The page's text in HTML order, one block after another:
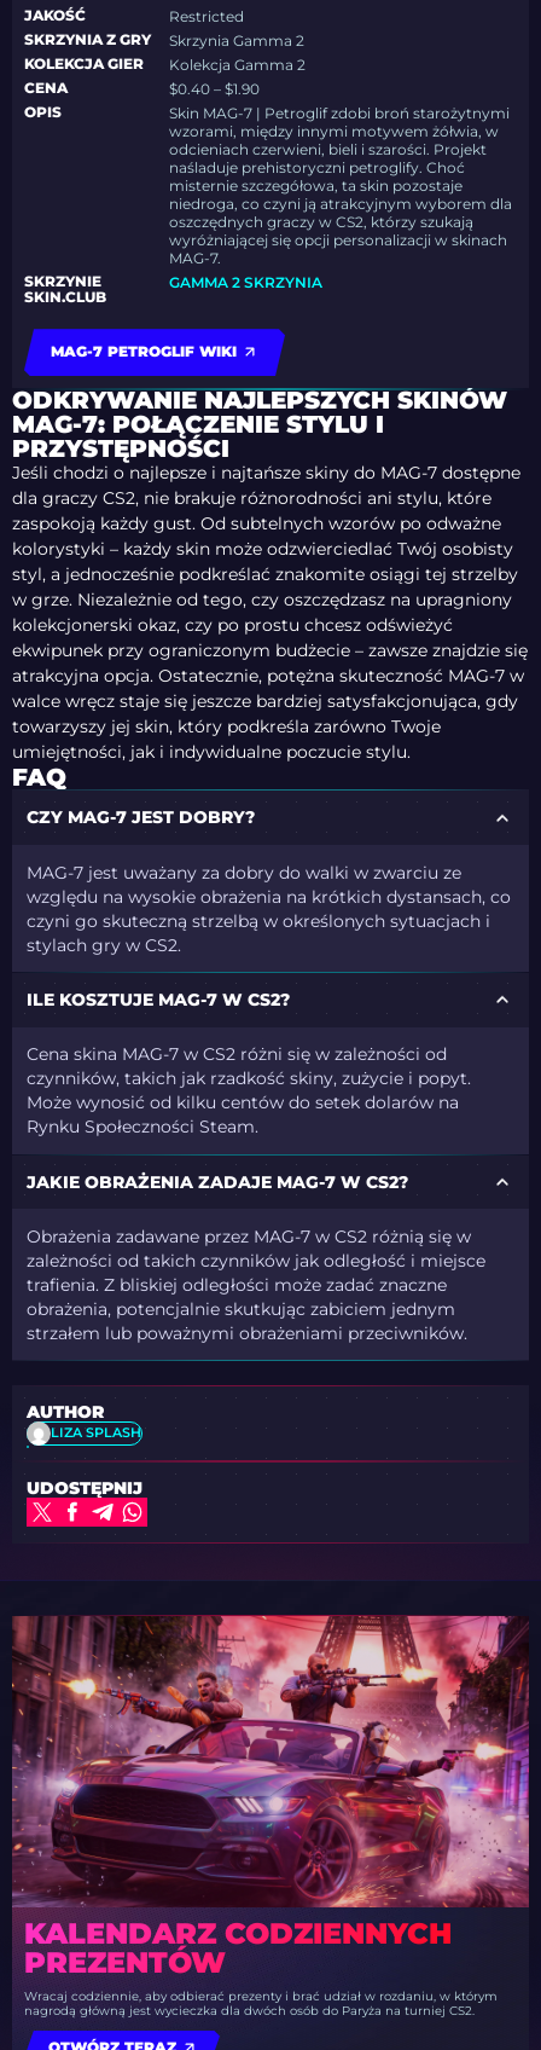
JAKOŚĆ
Restricted
SKRZYNIA Z GRY
Skrzynia Gamma 2
KOLEKCJA GIER
Kolekcja Gamma 2
CENA
$0.40 – $1.90
OPIS
Skin MAG-7 | Petroglif zdobi broń starożytnymi
wzorami, między innymi motywem żółwia, w
odcieniach czerwieni, bieli i szarości. Projekt
naśladuje prehistoryczni petroglify. Choć
misternie szczegółowa, ta skin pozostaje
niedroga, co czyni ją atrakcyjnym wyborem dla
oszczędnych graczy w CS2, którzy szukają
wyróżniającej się opcji personalizacji w skinach
MAG-7.
SKRZYNIE
SKIN.CLUB
GAMMA 2 SKRZYNIA
MAG-7 PETROGLIF WIKI
ODKRYWANIE NAJLEPSZYCH SKINÓW
MAG-7: POŁĄCZENIE STYLU I
PRZYSTĘPNOŚCI
Jeśli chodzi o najlepsze i najtańsze skiny do MAG-7 dostępne
dla graczy CS2, nie brakuje różnorodności ani stylu, które
zaspokoją każdy gust. Od subtelnych wzorów po odważne
kolorystyki – każdy skin może odzwierciedlać Twój osobisty
styl, a jednocześnie podkreślać znakomite osiągi tej strzelby
w grze. Niezależnie od tego, czy oszczędzasz na upragniony
kolekcjonerski okaz, czy po prostu chcesz odświeżyć
ekwipunek przy ograniczonym budżecie – zawsze znajdzie się
atrakcyjna opcja. Ostatecznie, potężna skuteczność MAG-7 w
walce wręcz staje się jeszcze bardziej satysfakcjonująca, gdy
towarzyszy jej skin, który podkreśla zarówno Twoje
umiejętności, jak i indywidualne poczucie stylu.
FAQ
CZY MAG-7 JEST DOBRY?
MAG-7 jest uważany za dobry do walki w zwarciu ze
względu na wysokie obrażenia na krótkich dystansach, co
czyni go skuteczną strzelbą w określonych sytuacjach i
stylach gry w CS2.
ILE KOSZTUJE MAG-7 W CS2?
Cena skina MAG-7 w CS2 różni się w zależności od
czynników, takich jak rzadkość skiny, zużycie i popyt.
Może wynosić od kilku centów do setek dolarów na
Rynku Społeczności Steam.
JAKIE OBRAŻENIA ZADAJE MAG-7 W CS2?
Obrażenia zadawane przez MAG-7 w CS2 różnią się w
zależności od takich czynników jak odległość i miejsce
trafienia. Z bliskiej odległości może zadać znaczne
obrażenia, potencjalnie skutkując zabiciem jednym
strzałem lub poważnymi obrażeniami przeciwników.
AUTHOR
LIZA SPLASH
UDOSTĘPNIJ
KALENDARZ CODZIENNYCH
PREZENTÓW
Wracaj codziennie, aby odbierać prezenty i brać udział w rozdaniu, w którym
nagrodą główną jest wycieczka dla dwóch osób do Paryża na turniej CS2.